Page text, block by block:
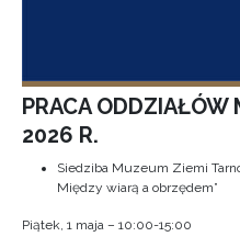
PRACA ODDZIAŁÓW
2026 R.
Siedziba Muzeum Ziemi
Między wiarą a obrzędem”
Piątek, 1 maja – 10:00-15:00